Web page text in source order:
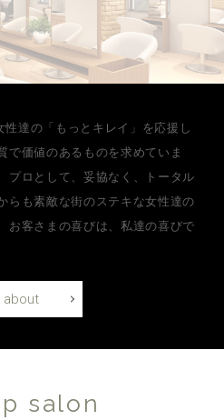
達の「もっとキレイ」を応援し
で価値のあるものを求めていま
プロとして、妥協なく、トータル
らも素敵な街のステキな女性達の
お客さまの喜びは、私達の喜びで
about
salon